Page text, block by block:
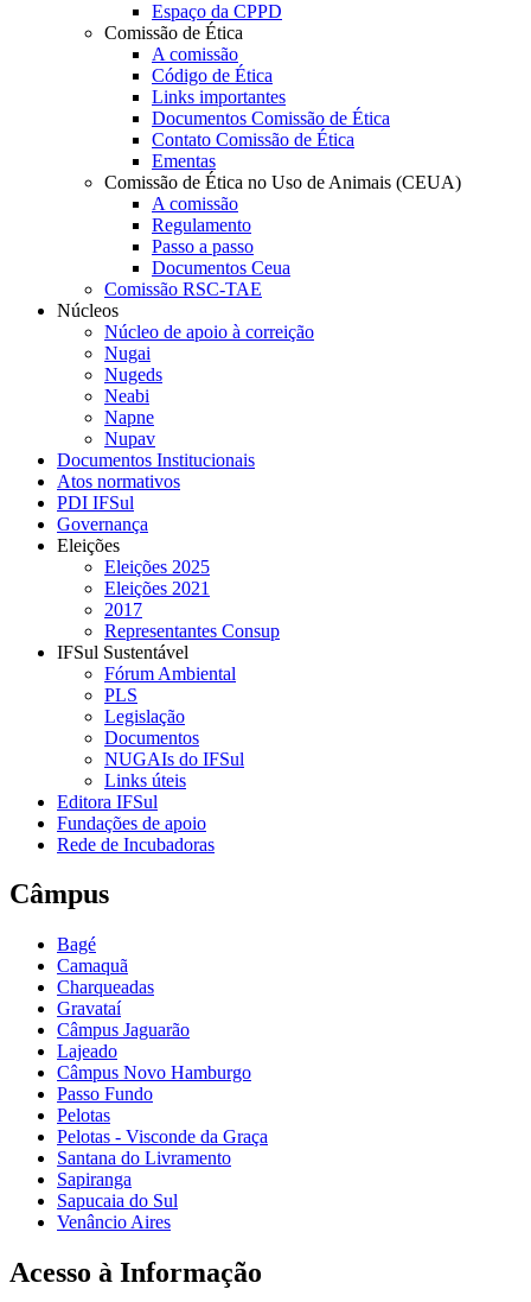
Espaço da CPPD
Comissão de Ética
A comissão
Código de Ética
Links importantes
Documentos Comissão de Ética
Contato Comissão de Ética
Ementas
Comissão de Ética no Uso de Animais (CEUA)
A comissão
Regulamento
Passo a passo
Documentos Ceua
Comissão RSC-TAE
Núcleos
Núcleo de apoio à correição
Nugai
Nugeds
Neabi
Napne
Nupav
Documentos Institucionais
Atos normativos
PDI IFSul
Governança
Eleições
Eleições 2025
Eleições 2021
2017
Representantes Consup
IFSul Sustentável
Fórum Ambiental
PLS
Legislação
Documentos
NUGAIs do IFSul
Links úteis
Editora IFSul
Fundações de apoio
Rede de Incubadoras
Câmpus
Bagé
Camaquã
Charqueadas
Gravataí
Câmpus Jaguarão
Lajeado
Câmpus Novo Hamburgo
Passo Fundo
Pelotas
Pelotas - Visconde da Graça
Santana do Livramento
Sapiranga
Sapucaia do Sul
Venâncio Aires
Acesso à Informação